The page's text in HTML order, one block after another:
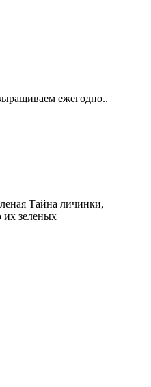
ежегодно..
Тайна личинки,
зеленых